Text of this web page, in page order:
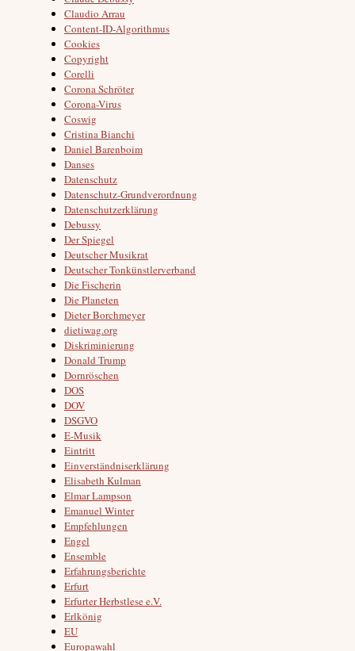
Claudio Arrau
Content-ID-Algorithmus
Cookies
Copyright
Corelli
Corona Schröter
Corona-Virus
Coswig
Cristina Bianchi
Daniel Barenboim
Danses
Datenschutz
Datenschutz-Grundverordnung
Datenschutzerklärung
Debussy
Der Spiegel
Deutscher Musikrat
Deutscher Tonkünstlerverband
Die Fischerin
Die Planeten
Dieter Borchmeyer
dietiwag.org
Diskriminierung
Donald Trump
Dornröschen
DOS
DOV
DSGVO
E-Musik
Eintritt
Einverständniserklärung
Elisabeth Kulman
Elmar Lampson
Emanuel Winter
Empfehlungen
Engel
Ensemble
Erfahrungsberichte
Erfurt
Erfurter Herbstlese e.V.
Erlkönig
EU
Europawahl